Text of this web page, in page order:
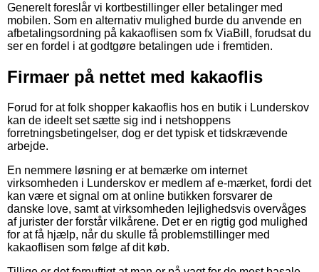
Generelt foreslår vi kortbestillinger eller betalinger med
mobilen. Som en alternativ mulighed burde du anvende en
afbetalingsordning på kakaoflisen som fx ViaBill, forudsat du
ser en fordel i at godtgøre betalingen ude i fremtiden.
Firmaer på nettet med kakaoflis
Forud for at folk shopper kakaoflis hos en butik i Lunderskov
kan de ideelt set sætte sig ind i netshoppens
forretningsbetingelser, dog er det typisk et tidskrævende
arbejde.
En nemmere løsning er at bemærke om internet
virksomheden i Lunderskov er medlem af e-mærket, fordi det
kan være et signal om at online butikken forsvarer de
danske love, samt at virksomheden lejlighedsvis overvåges
af jurister der forstår vilkårene. Det er en rigtig god mulighed
for at få hjælp, når du skulle få problemstillinger med
kakaoflisen som følge af dit køb.